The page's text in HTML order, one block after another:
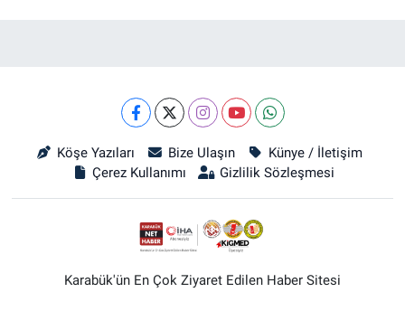
Köşe Yazıları Bize Ulaşın
Künye / İletişim
Çerez Kullanımı
Gizlilik Sözleşmesi
Karabük'ün En Çok Ziyaret Edilen Haber Sitesi